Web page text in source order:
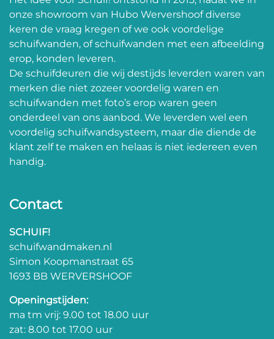
onze showroom van Hubo Wervershoof diverse
keren de vraag kregen of we ook voordelige
schuifwanden, of schuifwanden met een afbeelding
erop, konden leveren.
De schuifdeuren die wij destijds leverden waren van
merken die niet zozeer voordelig waren en
schuifwanden met foto’s erop waren geen
onderdeel van ons aanbod. We leverden wel een
voordelig schuifwandsysteem, maar die diende de
klant zelf te maken en helaas is niet iedereen even
handig.
Contact
SCHUIF!
schuifwandmaken.nl
Simon Koopmanstraat 65
1693 BB WERVERSHOOF
Openingstijden:
ma tm vrij: 9.00 tot 18.00 uur
zat: 8.00 tot 17.00 uur